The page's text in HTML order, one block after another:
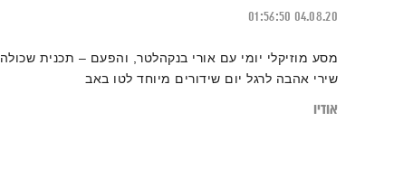
04.08.20
01:56:50
מסע מוזיקלי יומי עם אורי בנקהלטר, והפעם – תכנית שכולה
שירי אהבה לרגל יום שידורים מיוחד לטו באב
אודיו